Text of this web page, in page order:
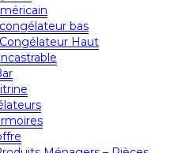
bas
Haut